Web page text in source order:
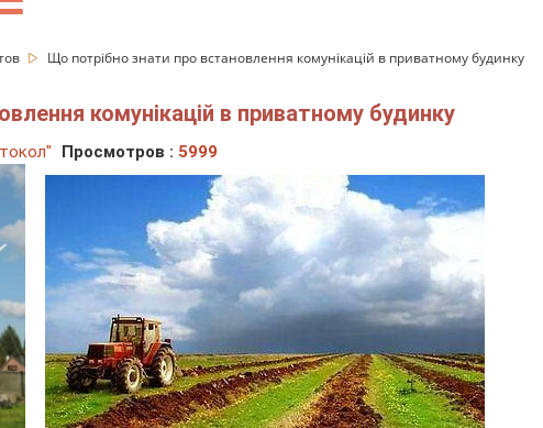
Що потрібно знати про встановлення комунікацій в приватному будинку
комунікацій в приватному будинку
Просмотров : 5999